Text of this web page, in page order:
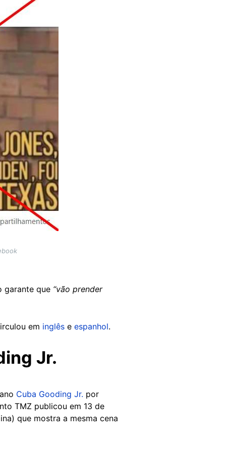
garante que “vão prender
em inglês e espanhol.
Jr.
Cuba Gooding Jr. por
TMZ publicou em 13 de
que mostra a mesma cena